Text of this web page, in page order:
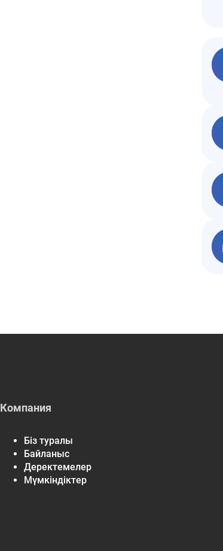
Компания
Біз туралы
Байланыс
Деректемелер
Мүмкіндіктер